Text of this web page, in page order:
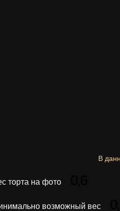
В
торта на фото
возможный вес